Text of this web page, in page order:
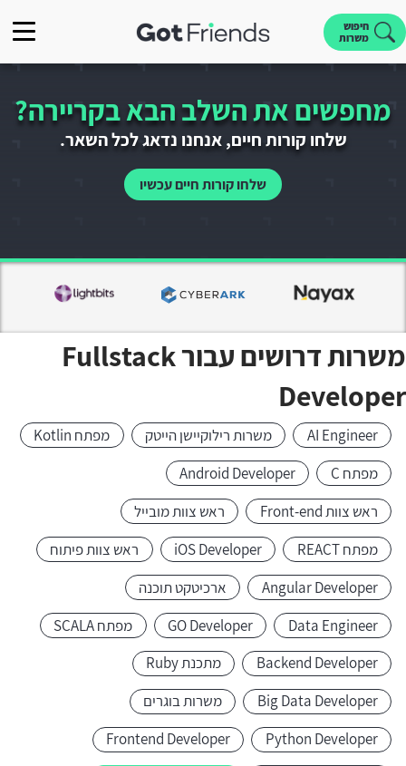
חיפוש
משרות
מחפשים את השלב הבא בקריירה?
שלחו קורות חיים, אנחנו נדאג לכל השאר.
שלחו קורות חיים עכשיו
משרות דרושים עבור Fullstack
Developer
AI Engineer משרות רילוקיישן הייטק
מפתח Kotlin
מפתח C
Android Developer
ראש צוות Front-end
ראש צוות מובייל
מפתח REACT
iOS Developer
ראש צוות פיתוח
Angular Developer
ארכיטקט תוכנה
Data Engineer
GO Developer
מפתח SCALA
Backend Developer
מתכנת Ruby
Big Data Developer
משרות בוגרים
Python Developer
Frontend Developer